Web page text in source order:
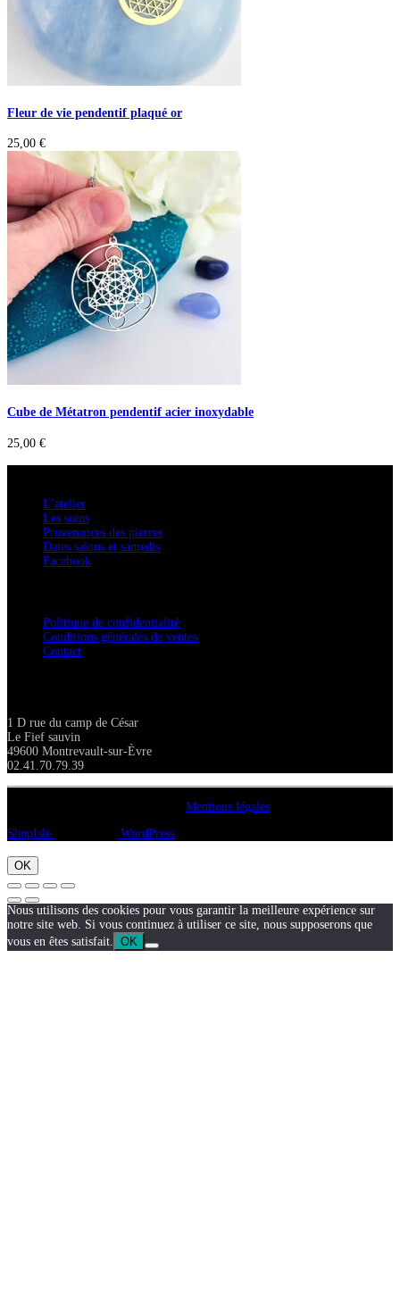
Fleur de vie pendentif plaqué or
25,00 €
Cube de Métatron pendentif acier inoxydable
25,00 €
L’atelier
Les soins
Provenances des pierres
Dates salons et samedis
Facebook
Politique de confidentialité
Conditions générales de ventes
Contact
1 D rue du camp de César
Le Fief sauvin
49600 Montrevault-sur-Èvre
02.41.70.79.39
Mentions légales
ShopIsle
WordPress
OK
Nous utilisons des cookies pour vous garantir la meilleure expérience sur
notre site web. Si vous continuez à utiliser ce site, nous supposerons que
vous en êtes satisfait.
OK